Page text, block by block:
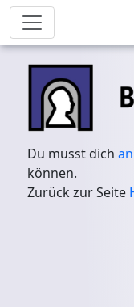
Du musst dich
können.
Zurück zur Seite